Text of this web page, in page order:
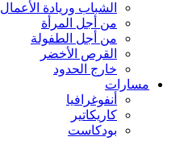
الشباب وريادة الأعمال
من أجل المرأة
من أجل الطفولة
القرص الأخضر
خارج الحدود
مسارات
أنفوغرافيا
كاريكاتير
بودكاست